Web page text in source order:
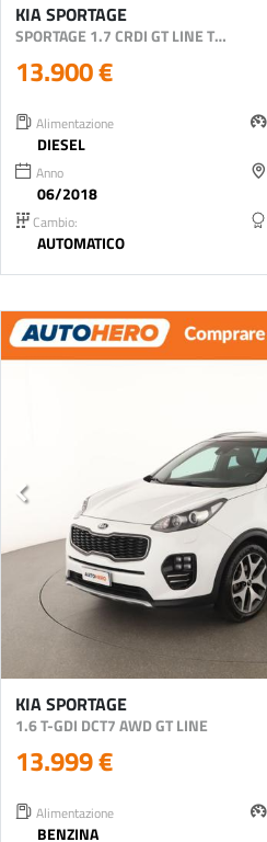
KIA SPORTAGE
SPORTAGE 1.7 CRDI GT LINE TECHNO PACK S&S 2WD 141CV DCT
13.900 €
Alimentazione
DIESEL
Anno
06/2018
Cambio:
AUTOMATICO
KIA SPORTAGE
1.6 T-GDI DCT7 AWD GT LINE
13.999 €
Alimentazione
BENZINA